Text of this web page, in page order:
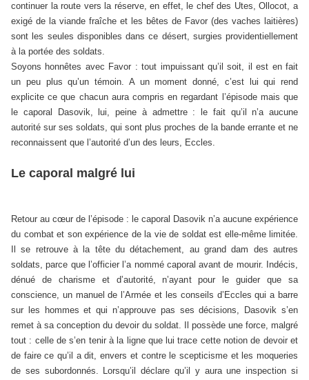
continuer la route vers la réserve, en effet, le chef des Utes, Ollocot, a
exigé de la viande fraîche et les bêtes de Favor (des vaches laitières)
sont les seules disponibles dans ce désert, surgies providentiellement
à la portée des soldats.
Soyons honnêtes avec Favor : tout impuissant qu’il soit, il est en fait
un peu plus qu’un témoin. A un moment donné, c’est lui qui rend
explicite ce que chacun aura compris en regardant l’épisode mais que
le caporal Dasovik, lui, peine à admettre : le fait qu’il n’a aucune
autorité sur ses soldats, qui sont plus proches de la bande errante et ne
reconnaissent que l’autorité d’un des leurs, Eccles.
Le caporal malgré lui
Retour au cœur de l’épisode : le caporal Dasovik n’a aucune expérience
du combat et son expérience de la vie de soldat est elle-même limitée.
Il se retrouve à la tête du détachement, au grand dam des autres
soldats, parce que l’officier l’a nommé caporal avant de mourir. Indécis,
dénué de charisme et d’autorité, n’ayant pour le guider que sa
conscience, un manuel de l’Armée et les conseils d’Eccles qui a barre
sur les hommes et qui n’approuve pas ses décisions, Dasovik s’en
remet à sa conception du devoir du soldat. Il possède une force, malgré
tout : celle de s’en tenir à la ligne que lui trace cette notion de devoir et
de faire ce qu’il a dit, envers et contre le scepticisme et les moqueries
de ses subordonnés. Lorsqu’il déclare qu’il y aura une inspection si